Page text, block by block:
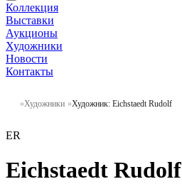
Коллекция
Выставки
Аукционы
Художники
Новости
Контакты
Художники Художник: Eichstaedt Rudolf
ER
Eichstaedt Rudolf